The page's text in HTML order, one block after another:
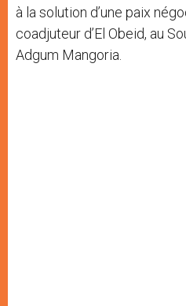
à la solution d’une paix
coadjuteur d’El Obeid, au
Adgum Mangoria.